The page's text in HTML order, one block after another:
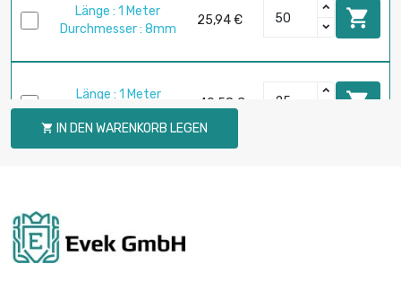
Länge : 1 Meter
Durchmesser : 8mm
25,94 € 
Länge : 1 Meter
Durchmesser : 10mm
40,58 € 
 IN DEN WARENKORB LEGEN